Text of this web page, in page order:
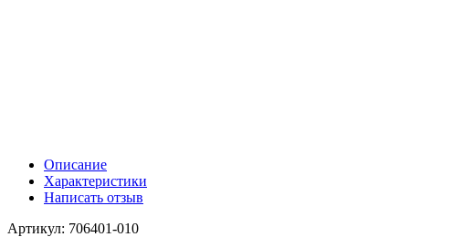
Описание
Характеристики
Написать отзыв
Артикул: 706401-010